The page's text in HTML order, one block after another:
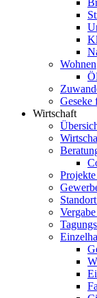
Wohnen
Geseke
Wirtschaft